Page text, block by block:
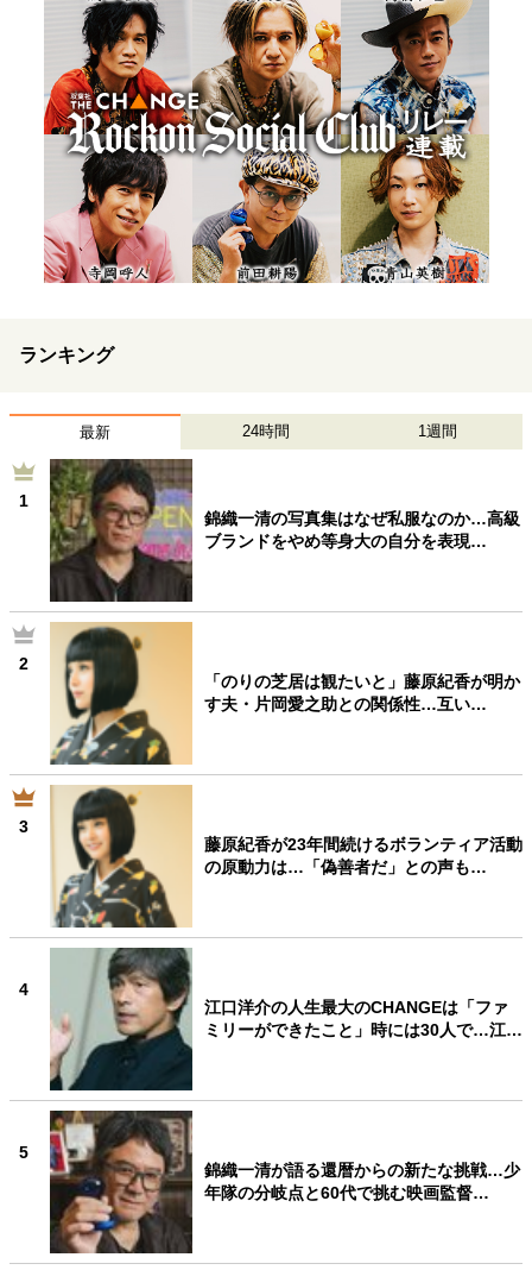
ランキング
最新 24時間 1週間
1
錦織一清の写真集はなぜ私服なのか…高級
ブランドをやめ等身大の自分を表現…
2
「のりの芝居は観たいと」藤原紀香が明か
す夫・片岡愛之助との関係性…互い…
3
藤原紀香が23年間続けるボランティア活動
の原動力は…「偽善者だ」との声も…
4
江口洋介の人生最大のCHANGEは「ファ
ミリーができたこと」時には30人で…江…
5
錦織一清が語る還暦からの新たな挑戦…少
年隊の分岐点と60代で挑む映画監督…